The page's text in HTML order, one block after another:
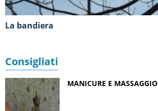
La bandiera
Consigliati
MANICURE E MASSAGGIO